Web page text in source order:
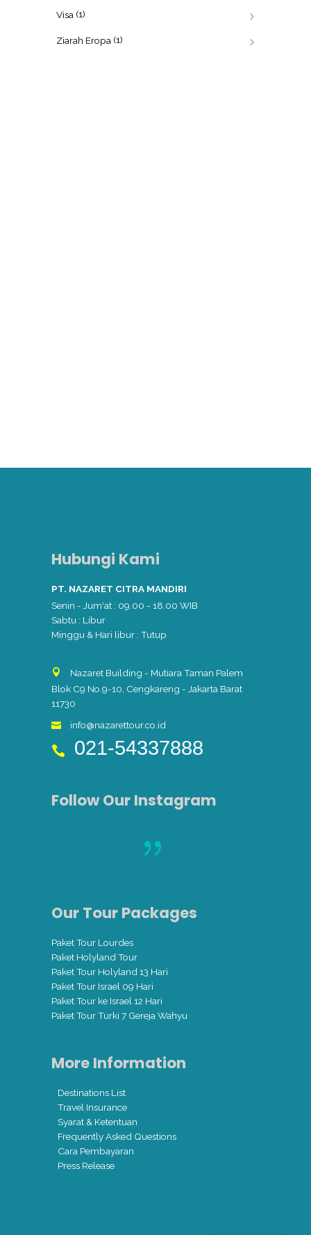
Visa (1)
Ziarah Eropa (1)
Hubungi Kami
PT. NAZARET CITRA MANDIRI
Senin - Jum'at : 09.00 - 18.00 WIB
Sabtu : Libur
Minggu & Hari libur : Tutup
Nazaret Building - Mutiara Taman Palem
Blok C9 No.9-10, Cengkareng - Jakarta Barat
11730
info@nazarettour.co.id
021-54337888
Follow Our Instagram
Our Tour Packages
Paket Tour Lourdes
Paket Holyland Tour
Paket Tour Holyland 13 Hari
Paket Tour Israel 09 Hari
Paket Tour ke Israel 12 Hari
Paket Tour Turki 7 Gereja Wahyu
More Information
Destinations List
Travel Insurance
Syarat & Ketentuan
Frequently Asked Questions
Cara Pembayaran
Press Release